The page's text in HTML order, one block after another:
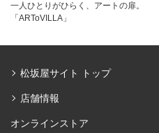
一人ひとりがひらく、アートの扉。
「ARToVILLA」
松坂屋サイト トップ
店舗情報
オンラインストア